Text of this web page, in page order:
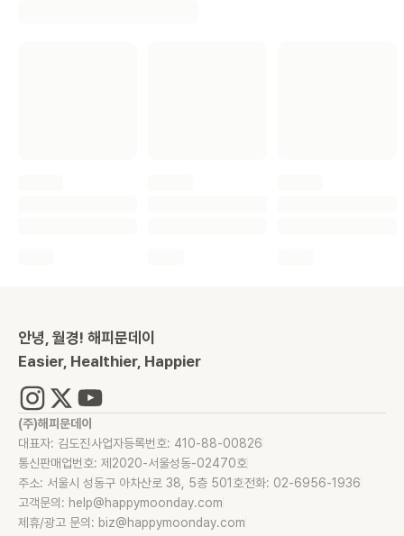
안녕, 월경! 해피문데이
Easier, Healthier, Happier
(주)해피문데이
대표자: 김도진사업자등록번호: 410-88-00826
통신판매업번호: 제2020-서울성동-02470호
주소: 서울시 성동구 아차산로 38, 5층 501호전화: 02-6956-1936
고객문의: help@happymoonday.com
제휴/광고 문의: biz@happymoonday.com